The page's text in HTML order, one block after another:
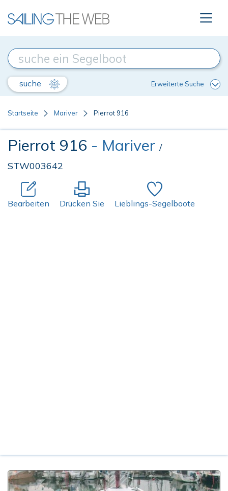
suche Erweiterte Suche
Startseite Mariver Pierrot 916
Pierrot 916 - Mariver /
STW003642
Bearbeiten Drücken Sie Lieblings-Segelboote